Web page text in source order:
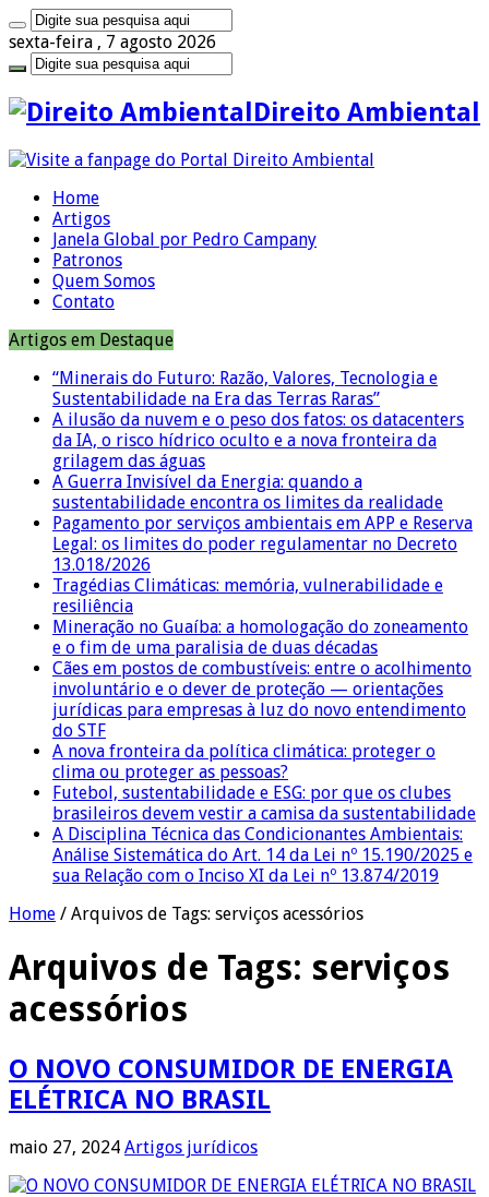
sexta-feira , 7 agosto 2026
Direito Ambiental
Home
Artigos
Janela Global por Pedro Campany
Patronos
Quem Somos
Contato
Artigos em Destaque
“Minerais do Futuro: Razão, Valores, Tecnologia e
Sustentabilidade na Era das Terras Raras”
A ilusão da nuvem e o peso dos fatos: os datacenters
da IA, o risco hídrico oculto e a nova fronteira da
grilagem das águas
A Guerra Invisível da Energia: quando a
sustentabilidade encontra os limites da realidade
Pagamento por serviços ambientais em APP e Reserva
Legal: os limites do poder regulamentar no Decreto
13.018/2026
Tragédias Climáticas: memória, vulnerabilidade e
resiliência
Mineração no Guaíba: a homologação do zoneamento
e o fim de uma paralisia de duas décadas
Cães em postos de combustíveis: entre o acolhimento
involuntário e o dever de proteção — orientações
jurídicas para empresas à luz do novo entendimento
do STF
A nova fronteira da política climática: proteger o
clima ou proteger as pessoas?
Futebol, sustentabilidade e ESG: por que os clubes
brasileiros devem vestir a camisa da sustentabilidade
A Disciplina Técnica das Condicionantes Ambientais:
Análise Sistemática do Art. 14 da Lei nº 15.190/2025 e
sua Relação com o Inciso XI da Lei nº 13.874/2019
Home / Arquivos de Tags: serviços acessórios
Arquivos de Tags: serviços
acessórios
O NOVO CONSUMIDOR DE ENERGIA
ELÉTRICA NO BRASIL
maio 27, 2024 Artigos jurídicos